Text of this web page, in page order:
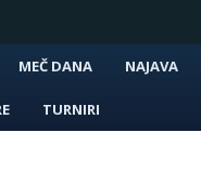
MEČ DANA NAJAVA
TURNIRI